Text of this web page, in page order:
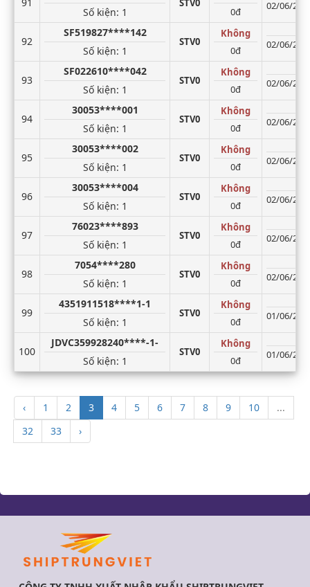
Số kiện: 1
STV0
0đ
02/06/
92
SF519827****142
Số kiện: 1
STV0
Không
0đ
02/06/
93
SF022610****042
Số kiện: 1
STV0
Không
0đ
02/06/
94
30053****001
Số kiện: 1
STV0
Không
0đ
02/06/
95
30053****002
Số kiện: 1
STV0
Không
0đ
02/06/
96
30053****004
Số kiện: 1
STV0
Không
0đ
02/06/
97
76023****893
Số kiện: 1
STV0
Không
0đ
02/06/
98
7054****280
Số kiện: 1
STV0
Không
0đ
02/06/
99
4351911518****1-1
Số kiện: 1
STV0
Không
0đ
01/06/
100
JDVC359928240****-1-
Số kiện: 1
STV0
Không
0đ
01/06/
‹ 1 2 3 4 5 6 7 8 9 10
...
32
33 ›